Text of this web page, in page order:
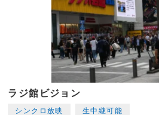
ラジ館ビジョン
シンクロ放映 生中継可能